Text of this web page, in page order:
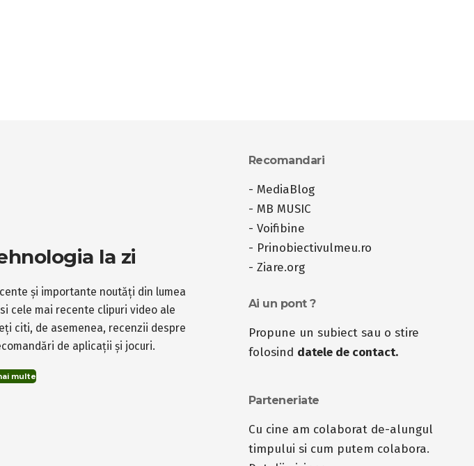
la zi
și importante noutăți din lumea
cele mai recente clipuri video ale
citi, de asemenea, recenzii despre
de aplicații și jocuri.
multe
Recomandari
- MediaBlog
- MB MUSIC
- Voifibine
- Prinobiectivulmeu.ro
- Ziare.org
Ai un pont ?
Propune un subiect sau o stire
folosind datele de contact.
Parteneriate
Cu cine am colaborat de-alungul
timpului si cum putem colabora.